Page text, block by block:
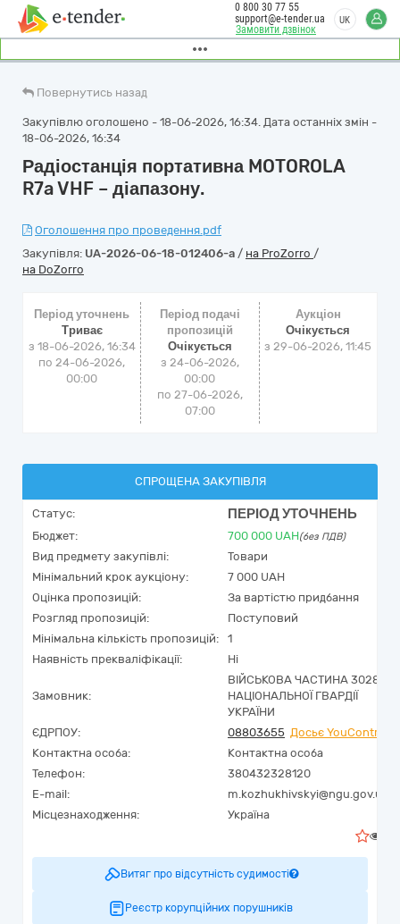
Замовити дзвінок
0 800 30 77 55
support@e-tender.ua
UK
Повернутись назад
Закупівлю оголошено - 18-06-2026, 16:34. Дата останніх змін -
18-06-2026, 16:34
Радіостанція портативна MOTOROLA
R7a VHF – діапазону.
Оголошення про проведення.pdf
Закупівля: UA-2026-06-18-012406-a / на ProZorro /
на DoZorro
Період уточнень
Триває
з 18-06-2026, 16:34
по 24-06-2026,
00:00
Період подачі
пропозицій
Очікується
з 24-06-2026,
00:00
по 27-06-2026,
07:00
Аукціон
Очікується
з29-06-2026, 11:45
СПРОЩЕНА ЗАКУПІВЛЯ
Статус: ПЕРІОД УТОЧНЕНЬ
Бюджет: 700 000 UAH(без ПДВ)
Вид предмету закупівлі:
Товари
Мінімальний крок аукціону:
7 000 UAH
Оцінка пропозицій:
За вартістю придбання
Розгляд пропозицій:
Поступовий
Мінімальна кількість пропозицій:
1
Наявність прекваліфікації:
Ні
Замовник:
ВІЙСЬКОВА ЧАСТИНА 3028
НАЦІОНАЛЬНОЇ ГВАРДІЇ
УКРАЇНИ
ЄДРПОУ:
08803655 Досьє YouControl
Контактна особа:
Контактна особа
Телефон:
380432328120
E-mail:
m.kozhukhivskyi@ngu.gov.ua
Місцезнаходження:
Україна
Витяг про відсутність судимості
Реєстр корупційних порушників